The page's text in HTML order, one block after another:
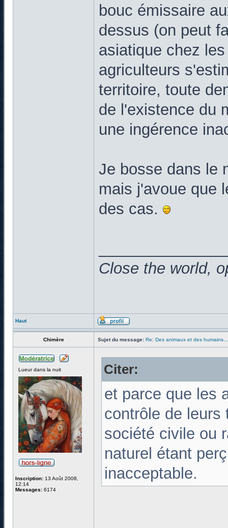
bouc émissaire
dessus (on peut
asiatique chez
agriculteurs
territoire, toute
de l'existence du
une ingérence
Je bosse dans le
mais j'avoue que
des cas.
Close the world,
Haut
Chimère Sujet du message: Re: Des animaux et des humains...
Lueur dans la nuit
Inscription: 13 Août 2008,
12:14
Messages: 6174
Citer:
et parce que les
contrôle de leurs
société civile ou
naturel étant
inacceptable.